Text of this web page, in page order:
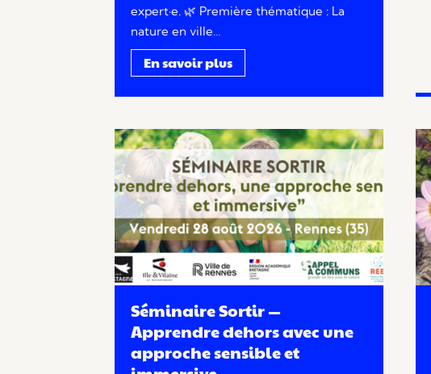
expert·e. 🌿 Première thématique : La
nature en ville…
En savoir plus
Séminaire Sortir —
Apprendre dehors avec une
approche sensible et